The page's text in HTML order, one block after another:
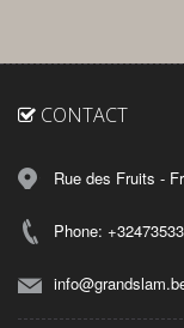
CONTACT
Rue des Fruits -
Phone: